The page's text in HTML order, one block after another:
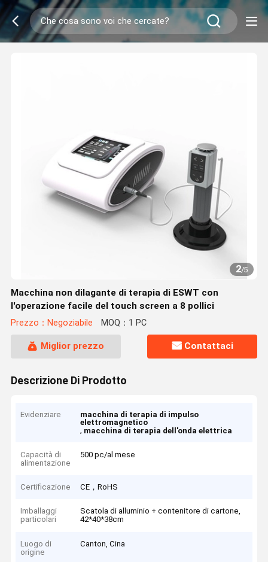
2/5
Macchina non dilagante di terapia di ESWT con
l'operazione facile del touch screen a 8 pollici
Prezzo：Negoziabile MOQ：1 PC
Miglior prezzo Contattaci
Descrizione Di Prodotto
Evidenziare
macchina di terapia di impulso
elettromagnetico
, macchina di terapia dell'onda elettrica
Capacità di
alimentazione
500 pc/al mese
Certificazione CE，RoHS
Imballaggi
particolari
Scatola di alluminio + contenitore di cartone,
42*40*38cm
Luogo di
origine
Canton, Cina